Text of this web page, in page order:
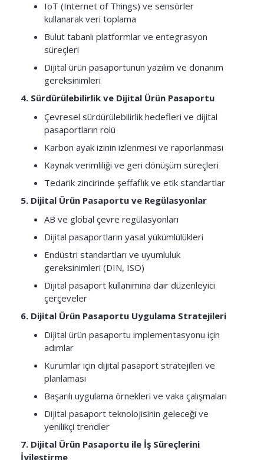
IoT (Internet of Things) ve sensörler
kullanarak veri toplama
Bulut tabanlı platformlar ve entegrasyon
süreçleri
Dijital ürün pasaportunun yazılım ve donanım
gereksinimleri
4. Sürdürülebilirlik ve Dijital Ürün Pasaportu
Çevresel sürdürülebilirlik hedefleri ve dijital
pasaportların rolü
Karbon ayak izinin izlenmesi ve raporlanması
Kaynak verimliliği ve geri dönüşüm süreçleri
Tedarik zincirinde şeffaflık ve etik standartlar
5. Dijital Ürün Pasaportu ve Regülasyonlar
AB ve global çevre regülasyonları
Dijital pasaportların yasal yükümlülükleri
Endüstri standartları ve uyumluluk
gereksinimleri (DIN, ISO)
Dijital pasaport kullanımına dair düzenleyici
çerçeveler
6. Dijital Ürün Pasaportu Uygulama Stratejileri
Dijital ürün pasaportu implementasyonu için
adımlar
Kurumlar için dijital pasaport stratejileri ve
planlaması
Başarılı uygulama örnekleri ve vaka çalışmaları
Dijital pasaport teknolojisinin geleceği ve
yenilikçi trendler
7. Dijital Ürün Pasaportu ile İş Süreçlerini
İyileştirme